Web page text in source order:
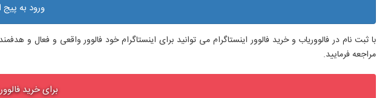
ورود به
با ثبت نام در فالووریاب و خرید فالوور اینستاگرام می توانید برای اینستاگرام خود فالوور واقعی و فعال و
مراجعه فرمایید.
برای خرید